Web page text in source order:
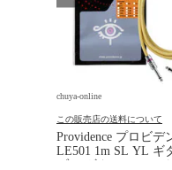
chuya-online
この販売店の送料について
Providence プロビデ
LE501 1m SL YL ギ